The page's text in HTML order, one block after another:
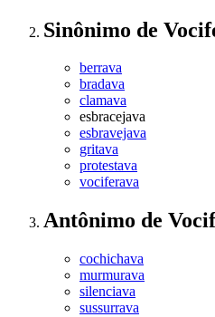
Sinônimo de
berrava
bradava
clamava
esbracejava
esbravejava
gritava
protestava
vociferava
Antônimo de
cochichava
murmurava
silenciava
sussurrava